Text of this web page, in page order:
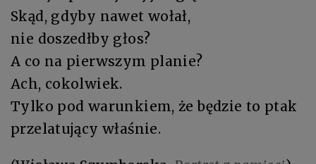
Skąd, gdyby nawet wołał,
nie doszedłby głos?
A co na pierwszym planie?
Ach, cokolwiek.
Tylko pod warunkiem, że będzie to ptak
przelatujący właśnie.